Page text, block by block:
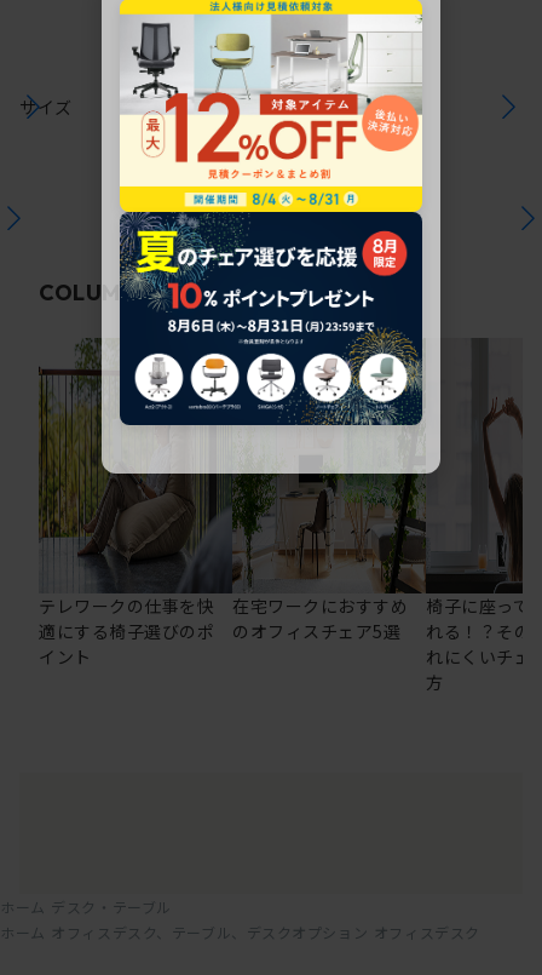
サイズ
COLUMN関連コラム
テレワークの仕事を快
適にする椅子選びのポ
イント
在宅ワークにおすすめ
のオフィスチェア5選
椅子に座って
れる！？その
れにくいチェ
方
ホーム デスク・テーブル
ホーム
オフィスデスク、テーブル、デスクオプション オフィスデスク